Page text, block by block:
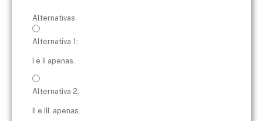
Alternativas
Alternativa 1:
I e II apenas.
Alternativa 2:
II e III apenas.